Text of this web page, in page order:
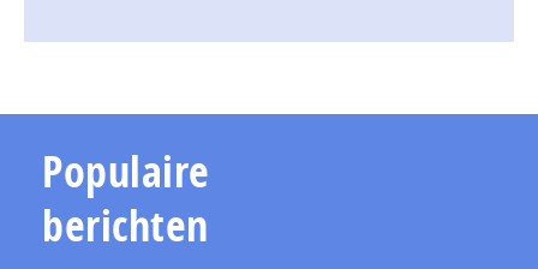
Populaire
berichten